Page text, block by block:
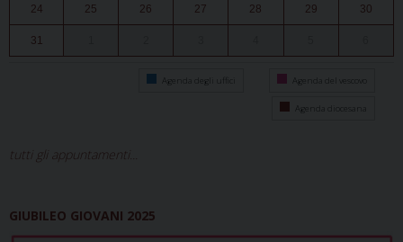
24 25 26 27 28 29 30
31
Agenda degli uffici Agenda del vescovo
Agenda diocesana
tutti gli appuntamenti...
GIUBILEO GIOVANI 2025